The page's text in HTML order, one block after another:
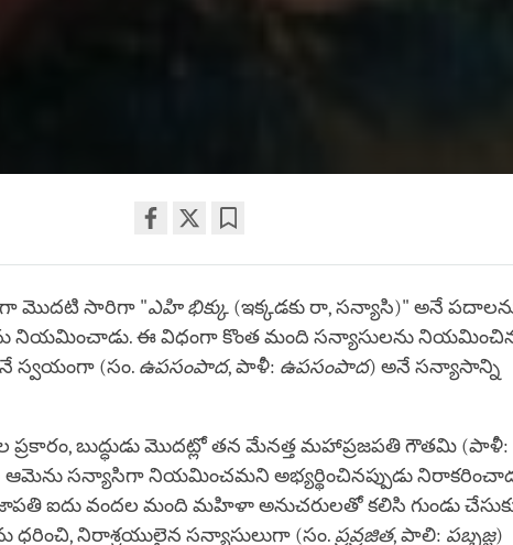
facebook
మొదటి సారిగా "ఎహి భిక్కు (ఇక్కడకు రా, సన్యాసి)" అనే
నియమించాడు. ఈ విధంగా కొంత మంది సన్యాసులను
స్వయంగా (సం. ఉపసంపాద, పాళీ: ఉపసంపాద) అనే సన్యాసాన్ని
బుద్ధుడు మొదట్లో తన మేనత్త మహాప్రజపతి గౌతమి (పాళీ:
ఆమెను సన్యాసిగా నియమించమని అభ్యర్థించినప్పుడు
ఐదు వందల మంది మహిళా అనుచరులతో కలిసి గుండు
ధరించి, నిరాశ్రయులైన సన్యాసులుగా (సం. ప్రవ్రజిత, పాలి: పబ్బజ్జ)